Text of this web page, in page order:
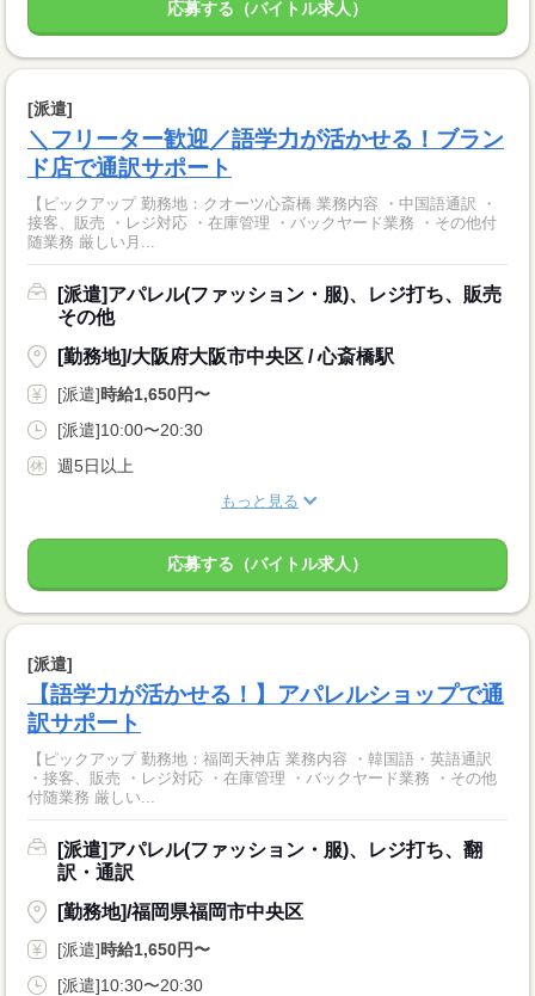
応募する（バイトル求人）
[派遣]
＼フリーター歓迎／語学力が活かせる！ブラン
ド店で通訳サポート
【ピックアップ 勤務地：クオーツ心斎橋 業務内容 ・中国語通訳 ・
接客、販売 ・レジ対応 ・在庫管理 ・バックヤード業務 ・その他付
随業務 厳しい月...
[派遣]アパレル(ファッション・服)、レジ打ち、販売
その他
[勤務地]/大阪府大阪市中央区 / 心斎橋駅
[派遣]時給1,650円〜
[派遣]10:00〜20:30
週5日以上
もっと見る
応募する（バイトル求人）
[派遣]
【語学力が活かせる！】アパレルショップで通
訳サポート
【ピックアップ 勤務地：福岡天神店 業務内容 ・韓国語・英語通訳
・接客、販売 ・レジ対応 ・在庫管理 ・バックヤード業務 ・その他
付随業務 厳しい...
[派遣]アパレル(ファッション・服)、レジ打ち、翻
訳・通訳
[勤務地]/福岡県福岡市中央区
[派遣]時給1,650円〜
[派遣]10:30〜20:30